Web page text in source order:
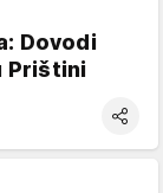
Dovodi
Prištini